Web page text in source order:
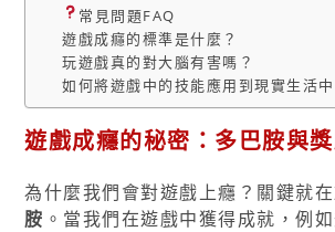
常見問題FAQ
遊戲成癮的標準是什麼？
玩遊戲真的對大腦有害嗎？
如何將遊戲中的技能應用到現實生活中
遊戲成癮的秘密：多巴胺與
為什麼我們會對遊戲上癮？關鍵就
胺 。當我們在遊戲中獲得成就，例